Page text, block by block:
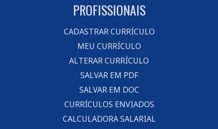
PROFISSIONAIS
CADASTRAR CURRÍCULO
MEU CURRÍCULO
ALTERAR CURRÍCULO
SALVAR EM PDF
SALVAR EM DOC
CURRÍCULOS ENVIADOS
CALCULADORA SALARIAL